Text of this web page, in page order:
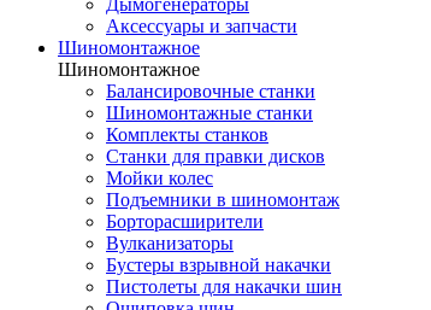
Дымогенераторы
Аксессуары и запчасти
Шиномонтажное
Шиномонтажное
Балансировочные станки
Шиномонтажные станки
Комплекты станков
Станки для правки дисков
Мойки колес
Подъемники в шиномонтаж
Борторасширители
Вулканизаторы
Бустеры взрывной накачки
Пистолеты для накачки шин